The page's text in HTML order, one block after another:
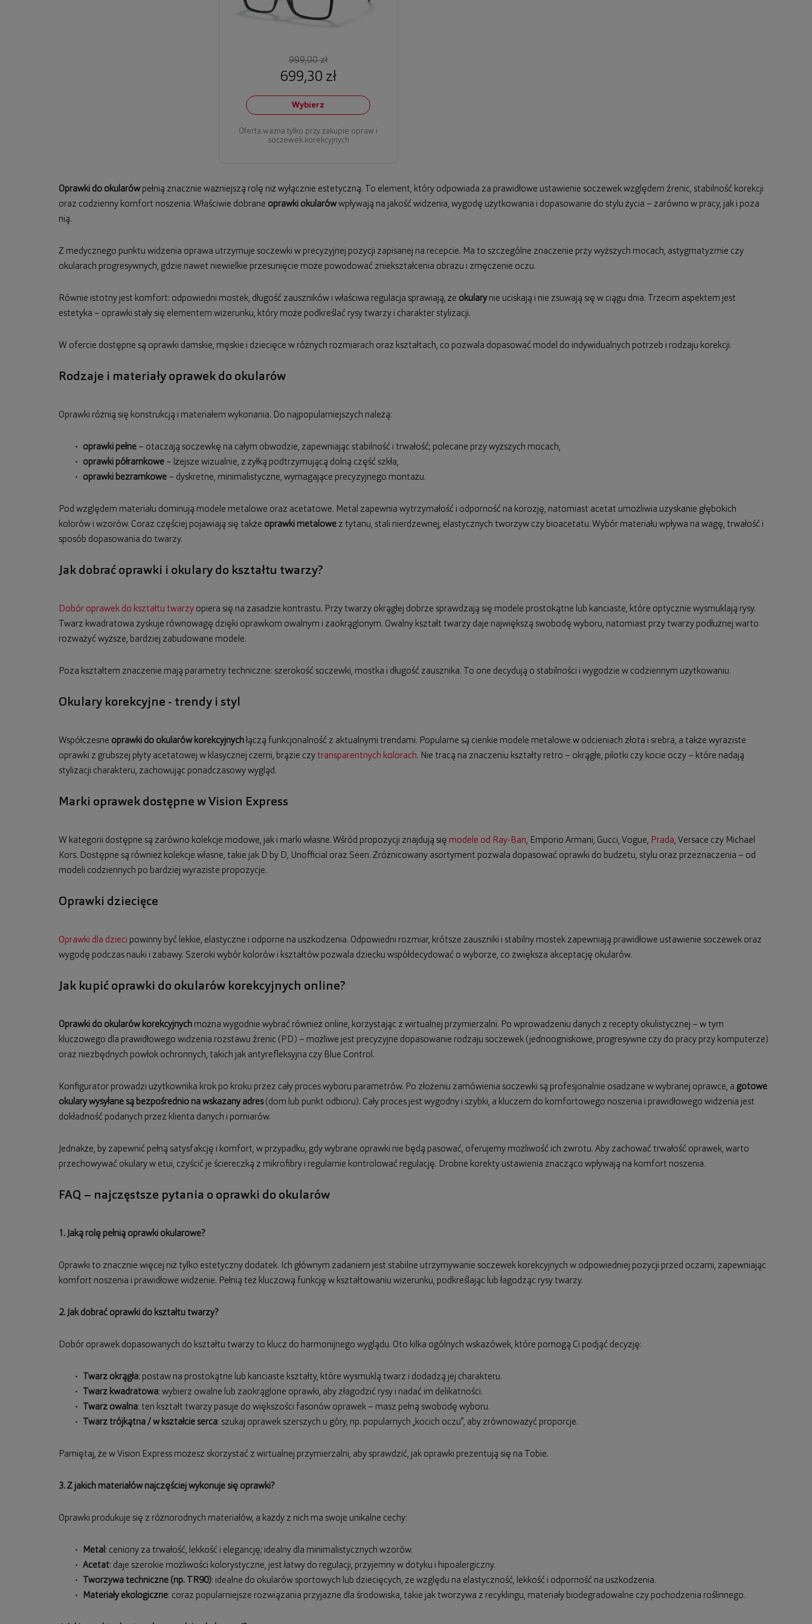
999,00 zł
699,30 zł
Wybierz
Oferta ważna tylko przy zakupie opraw i
soczewek korekcyjnych
Oprawki do okularów pełnią znacznie ważniejszą rolę niż wyłącznie estetyczną. To element, który odpowiada za prawidłowe ustawienie soczewek względem źrenic, stabilność korekcji
oraz codzienny komfort noszenia. Właściwie dobrane oprawki okularów wpływają na jakość widzenia, wygodę użytkowania i dopasowanie do stylu życia – zarówno w pracy, jak i poza
nią.
Z medycznego punktu widzenia oprawa utrzymuje soczewki w precyzyjnej pozycji zapisanej na recepcie. Ma to szczególne znaczenie przy wyższych mocach, astygmatyzmie czy
okularach progresywnych, gdzie nawet niewielkie przesunięcie może powodować zniekształcenia obrazu i zmęczenie oczu.
Równie istotny jest komfort: odpowiedni mostek, długość zauszników i właściwa regulacja sprawiają, że okularynie uciskają i nie zsuwają się w ciągu dnia. Trzecim aspektem jest
estetyka – oprawki stały się elementem wizerunku, który może podkreślać rysy twarzy i charakter stylizacji.
W ofercie dostępne są oprawki damskie, męskie i dziecięce w różnych rozmiarach oraz kształtach, co pozwala dopasować model do indywidualnych potrzeb i rodzaju korekcji.
Rodzaje i materiały oprawek do okularów
Oprawki różnią się konstrukcją i materiałem wykonania. Do najpopularniejszych należą:
oprawki pełne – otaczają soczewkę na całym obwodzie, zapewniając stabilność i trwałość; polecane przy wyższych mocach,
oprawki półramkowe – lżejsze wizualnie, z żyłką podtrzymującą dolną część szkła,
oprawki bezramkowe – dyskretne, minimalistyczne, wymagające precyzyjnego montażu.
Pod względem materiału dominują modele metalowe oraz acetatowe. Metal zapewnia wytrzymałość i odporność na korozję, natomiast acetat umożliwia uzyskanie głębokich
kolorów i wzorów. Coraz częściej pojawiają się także oprawki metalowe z tytanu, stali nierdzewnej, elastycznych tworzyw czy bioacetatu. Wybór materiału wpływa na wagę, trwałość i
sposób dopasowania do twarzy.
Jak dobrać oprawki i okulary do kształtu twarzy?
Dobór oprawek do kształtu twarzy opiera się na zasadzie kontrastu. Przy twarzy okrągłej dobrze sprawdzają się modele prostokątne lub kanciaste, które optycznie wysmuklają rysy.
Twarz kwadratowa zyskuje równowagę dzięki oprawkom owalnym i zaokrąglonym. Owalny kształt twarzy daje największą swobodę wyboru, natomiast przy twarzy podłużnej warto
rozważyć wyższe, bardziej zabudowane modele.
Poza kształtem znaczenie mają parametry techniczne: szerokość soczewki, mostka i długość zausznika. To one decydują o stabilności i wygodzie w codziennym użytkowaniu.
Okulary korekcyjne - trendy i styl
Współczesne oprawki do okularów korekcyjnychłączą funkcjonalność z aktualnymi trendami. Popularne są cienkie modele metalowe w odcieniach złota i srebra, a także wyraziste
oprawki z grubszej płyty acetatowej w klasycznej czerni, brązie czy transparentnych kolorach. Nie tracą na znaczeniu kształty retro – okrągłe, pilotki czy kocie oczy – które nadają
stylizacji charakteru, zachowując ponadczasowy wygląd.
Marki oprawek dostępne w Vision Express
W kategorii dostępne są zarówno kolekcje modowe, jak i marki własne. Wśród propozycji znajdują się modele od Ray-Ban, Emporio Armani, Gucci, Vogue, Prada, Versace czy Michael
Kors. Dostępne są również kolekcje własne, takie jak D by D, Unofficial oraz Seen. Zróżnicowany asortyment pozwala dopasować oprawki do budżetu, stylu oraz przeznaczenia – od
modeli codziennych po bardziej wyraziste propozycje.
Oprawki dziecięce
Oprawki dla dzieci powinny być lekkie, elastyczne i odporne na uszkodzenia. Odpowiedni rozmiar, krótsze zauszniki i stabilny mostek zapewniają prawidłowe ustawienie soczewek oraz
wygodę podczas nauki i zabawy. Szeroki wybór kolorów i kształtów pozwala dziecku współdecydować o wyborze, co zwiększa akceptację okularów.
Jak kupić oprawki do okularów korekcyjnych online?
Oprawki do okularów korekcyjnych można wygodnie wybrać również online, korzystając z wirtualnej przymierzalni. Po wprowadzeniu danych z recepty okulistycznej – w tym
kluczowego dla prawidłowego widzenia rozstawu źrenic (PD) – możliwe jest precyzyjne dopasowanie rodzaju soczewek (jednoogniskowe, progresywne czy do pracy przy komputerze)
oraz niezbędnych powłok ochronnych, takich jak antyrefleksyjna czy Blue Control.
Konfigurator prowadzi użytkownika krok po kroku przez cały proces wyboru parametrów. Po złożeniu zamówienia soczewki są profesjonalnie osadzane w wybranej oprawce, a gotowe
okulary wysyłane są bezpośrednio na wskazany adres(dom lub punkt odbioru). Cały proces jest wygodny i szybki, a kluczem do komfortowego noszenia i prawidłowego widzenia jest
dokładność podanych przez klienta danych i pomiarów.
Jednakże, by zapewnić pełną satysfakcję i komfort, w przypadku, gdy wybrane oprawki nie będą pasować, oferujemy możliwość ich zwrotu. Aby zachować trwałość oprawek, warto
przechowywać okulary w etui, czyścić je ściereczką z mikrofibry i regularnie kontrolować regulację. Drobne korekty ustawienia znacząco wpływają na komfort noszenia.
FAQ – najczęstsze pytania o oprawki do okularów
1. Jaką rolę pełnią oprawki okularowe?
Oprawki to znacznie więcej niż tylko estetyczny dodatek. Ich głównym zadaniem jest stabilne utrzymywanie soczewek korekcyjnych w odpowiedniej pozycji przed oczami, zapewniając
komfort noszenia i prawidłowe widzenie. Pełnią też kluczową funkcję w kształtowaniu wizerunku, podkreślając lub łagodząc rysy twarzy.
2. Jak dobrać oprawki do kształtu twarzy?
Dobór oprawek dopasowanych do kształtu twarzy to klucz do harmonijnego wyglądu. Oto kilka ogólnych wskazówek, które pomogą Ci podjąć decyzję:
Twarz okrągła: postaw na prostokątne lub kanciaste kształty, które wysmuklą twarz i dodadzą jej charakteru.
Twarz kwadratowa: wybierz owalne lub zaokrąglone oprawki, aby złagodzić rysy i nadać im delikatności.
Twarz owalna: ten kształt twarzy pasuje do większości fasonów oprawek – masz pełną swobodę wyboru.
Twarz trójkątna / w kształcie serca: szukaj oprawek szerszych u góry, np. popularnych „kocich oczu”, aby zrównoważyć proporcje.
Pamiętaj, że w Vision Express możesz skorzystać z wirtualnej przymierzalni, aby sprawdzić, jak oprawki prezentują się na Tobie.
3. Z jakich materiałów najczęściej wykonuje się oprawki?
Oprawki produkuje się z różnorodnych materiałów, a każdy z nich ma swoje unikalne cechy:
Metal : ceniony za trwałość, lekkość i elegancję; idealny dla minimalistycznych wzorów.
Acetat: daje szerokie możliwości kolorystyczne, jest łatwy do regulacji, przyjemny w dotyku i hipoalergiczny.
Tworzywa techniczne (np. TR90): idealne do okularów sportowych lub dziecięcych, ze względu na elastyczność, lekkość i odporność na uszkodzenia.
Materiały ekologiczne: coraz popularniejsze rozwiązania przyjazne dla środowiska, takie jak tworzywa z recyklingu, materiały biodegradowalne czy pochodzenia roślinnego.